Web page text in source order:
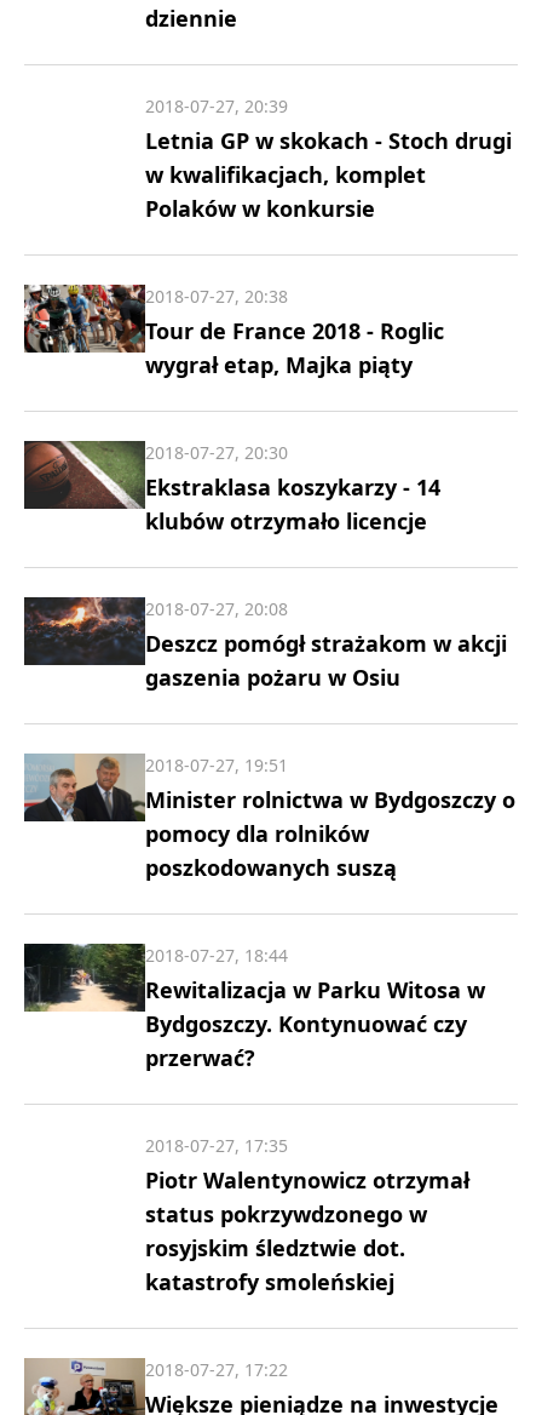
dziennie
Letnia GP w skokach - Stoch drugi
w kwalifikacjach, komplet
Polaków w konkursie
2018-07-27, 20:39
Tour de France 2018 - Roglic
wygrał etap, Majka piąty
2018-07-27, 20:38
Ekstraklasa koszykarzy - 14
klubów otrzymało licencje
2018-07-27, 20:30
Deszcz pomógł strażakom w akcji
gaszenia pożaru w Osiu
2018-07-27, 20:08
Minister rolnictwa w Bydgoszczy o
pomocy dla rolników
poszkodowanych suszą
2018-07-27, 19:51
Rewitalizacja w Parku Witosa w
Bydgoszczy. Kontynuować czy
przerwać?
2018-07-27, 18:44
Piotr Walentynowicz otrzymał
status pokrzywdzonego w
rosyjskim śledztwie dot.
katastrofy smoleńskiej
2018-07-27, 17:35
Większe pieniądze na inwestycje
2018-07-27, 17:22